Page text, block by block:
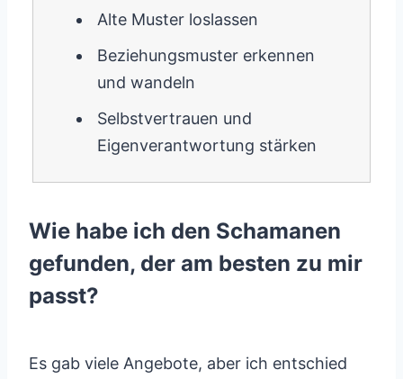
Alte Muster loslassen
Beziehungsmuster erkennen
und wandeln
Selbstvertrauen und
Eigenverantwortung stärken
Wie habe ich den Schamanen
gefunden, der am besten zu mir
passt?
Es gab viele Angebote, aber ich entschied